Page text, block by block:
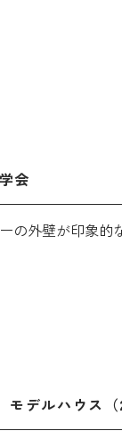
会
外壁が印象的
モデルハウス